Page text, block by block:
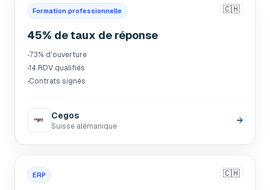
Formation professionnelle 🇨🇭
45% de taux de réponse
·73% d'ouverture
·14 RDV qualifiés
·Contrats signés
Cegos
Suisse alémanique
→
ERP 🇨🇭